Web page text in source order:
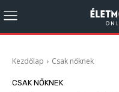
Kezdőlap Csak nőknek
CSAK NŐKNEK